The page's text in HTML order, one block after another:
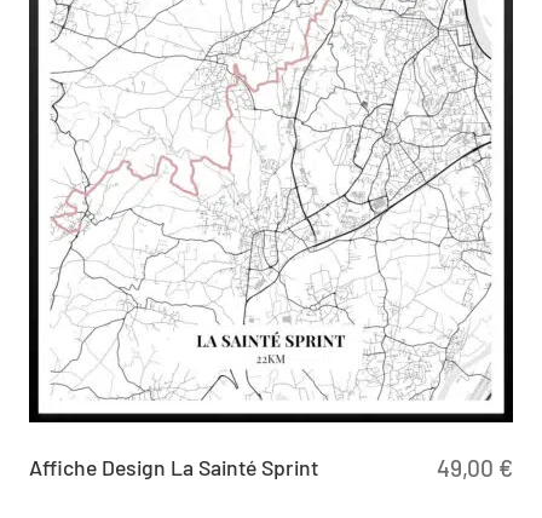
49,00 €
Affiche Design La Sainté Sprint